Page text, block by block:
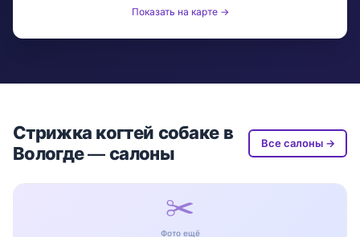
Показать на карте →
Стрижка когтей собаке в
Вологде — салоны
Все салоны →
✂️
Фото ещё